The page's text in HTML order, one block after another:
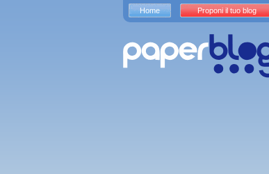
Home Proponi il tuo blog